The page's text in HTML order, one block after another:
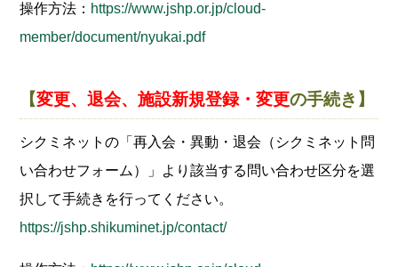
操作方法： https://www.jshp.or.jp/cloud-
member/document/nyukai.pdf
【変更、退会、施設新規登録・変更の手続き】
シクミネットの「再入会・異動・退会（シクミネット問
い合わせフォーム）」より該当する問い合わせ区分を選
択して手続きを行ってください。
https://jshp.shikuminet.jp/contact/